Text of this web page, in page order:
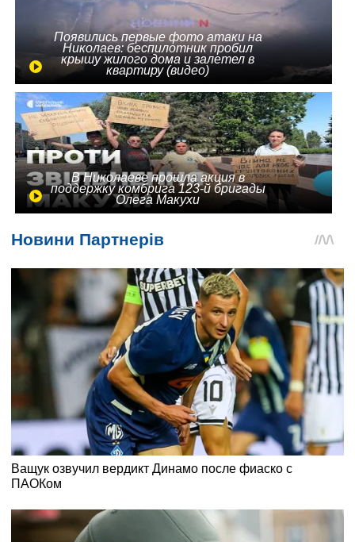
Появились первые фото атаки на
Николаев: беспилотник пробил
крышу жилого дома и залетел в
квартиру (видео)
В Николаеве прошла акция в
поддержку комбрига 123-й бригады
Олега Макухи